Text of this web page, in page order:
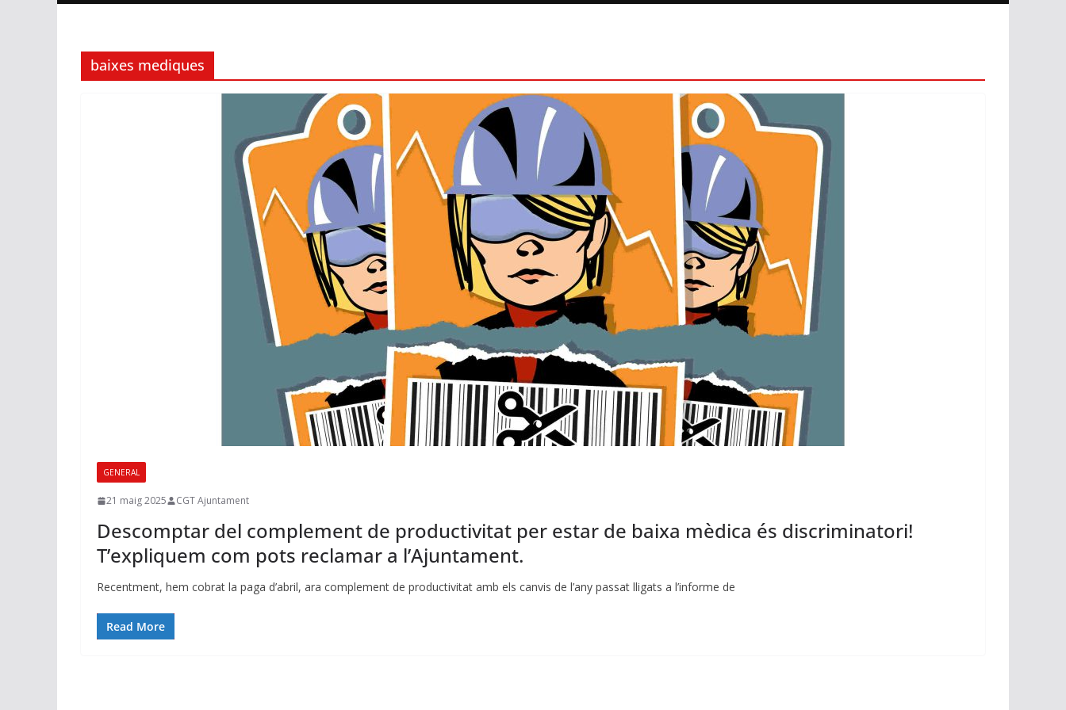
baixes mediques
GENERAL
21 maig 2025 CGT Ajuntament
Descomptar del complement de productivitat per estar de baixa mèdica és discriminatori!
T’expliquem com pots reclamar a l’Ajuntament.
Recentment, hem cobrat la paga d’abril, ara complement de productivitat amb els canvis de l’any passat lligats a l’informe de
Read More